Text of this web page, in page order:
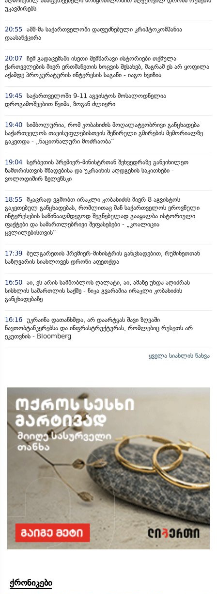
უკავშირებს
20:55 აშშ-მა საქართველოში დაფუძნებული კრიპტოკომპანია
დაასანქცირა
20:07 ჩემ გადაცემაში ისეთი შემზარავი ისტორიები თქმულა
ქართველების მიერ ერთმანეთის ხოცვის შესახებ, მაგრამ ეს არ ყოფილა
აქამდე პროკურატურის ინტერესის საგანი - იაგო ხვიჩია
19:45 საქართველოში 9-11 აგვისტოს მოსალოდნელია
დროგამოშვებით წვიმა, ზოგან ძლიერი
19:40 სიმბოლურია, რომ კობახიძის მოღალატეობრივი განცხადება
საქართველოს თავისუფლებისთვის შეწირული გმირების მემორიალზე
გაკეთდა - „ნაციონალური მოძრაობა“
19:04 სერბეთის პრემიერ-მინისტრთან შეხვედრაზე განვიხილეთ
ზამთრისთვის მზადებისა და უკრაინის აღდგენის საკითხები -
ვოლოდიმირ ზელენსკი
18:55 მკაცრად ვგმობთ ირაკლი კობახიძის მიერ 8 აგვისტოს
გაკეთებულ განცხადებას, რომლითაც მან საქართველოს ეროვნული
ინტერესების საწინააღმდეგოდ შეგნებულად გააყალბა ისტორიული
ფაქტები და სამართლებრივი შეფასებები - „კოალიცია
ცვლილებისთვის“
17:39 ბულგარეთის პრემიერ-მინისტრის განცხადებით, რუმინეთთან
საზღვარის სიახლოვეს დრონი აფეთქდა
16:50 აი, ეს არის სამშობლოს ღალატი, აი, ამაზე უნდა აღიძრას
სისხლის სამართლის საქმე - ნიკა გვარამია ირაკლი კობახიძის
განცხადებაზე
16:16 უკრაინა დათანხმდა, არ დაარტყას შავი ზღვაში
ნავთობტანკერებსა და ინფრასტრუქტურას, რომლებიც რუსეთს არ
ეკუთვნის - Bloomberg
ყველა სიახლის ნახვა
ქრონიკები